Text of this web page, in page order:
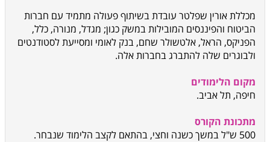
מכללת אורין שפלטר עובדת בשיתוף פעולה מתמיד עם חברות
הביטוח והפיננסים המובילות במשק כגון; מגדל, מנורה, כלל,
הפניקס, הראל, אלטשולר שחם, בנק לאומי ומסייעת לסטודנטים
ולבוגרים שלה להתברג בחברות אלה.
מקום הלימודים
חיפה, תל אביב.
מתכונת הקורס
500 ש"ל במשך כשנה וחצי, בהתאם לקצב הלימוד שנבחר.